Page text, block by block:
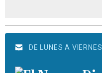
DE LUNES A VIERNES